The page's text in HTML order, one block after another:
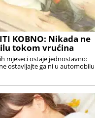
KOBNO: Nikada ne
tokom vrućina
mjeseci ostaje jednostavno:
ostavljajte ga ni u automobilu